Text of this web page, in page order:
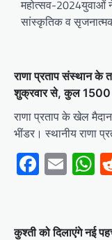
महोत्सव-2024युवाओं
सांस्कृतिक व
राणा प्रताप संस्थान के
शुक्रवार से, कुल 1500
राणा प्रताप के खेल
भींडर। स्थानीय राणा
कुश्ती को दिलाएंगे नई